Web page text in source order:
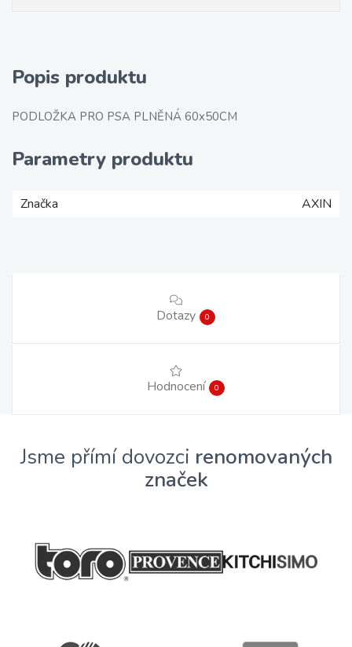
Popis produktu
PODLOŽKA PRO PSA PLNĚNÁ 60x50CM
Parametry produktu
Značka AXIN
Dotazy 0
Hodnocení 0
Jsme přímí dovozci renomovaných
značek